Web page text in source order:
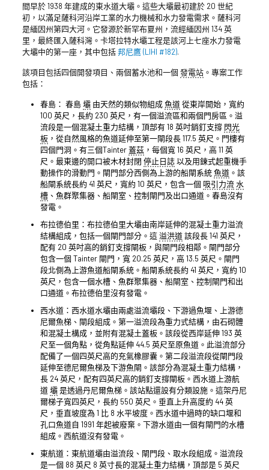
間早於 1938 年建成的東水道大壩。這些大壩最初建於 20 世紀
初，以滿足薩科河沿岸工業的水力機械和水力發電需求。薩科河
是緬因州第四大河。它發源於新罕布夏州，流經緬因州 134 英
里，最終匯入薩科灣。卡塔拉特水壩工程是該河上七座水力發電
大壩中的第一座，其中包括邦尼鷹 (LIHI #182).
該項目包括四個開發項目、兩個蓄水池和一個 發電站。專案工作
包括：
春島： 春島壩由天然的類似物組成魚道從東岸開始，寬約
100 英尺，長約 230 英尺，有一個溢流區和兩個門房區。溢
流段是一個混凝土重力結構，頂部有 18 英吋銷釘支撐 閃光
板，從自然風格的魚道延伸至第一閘段長 117.5 英尺。門樓有
四個門洞。有三個Tainter蓋茲，每個寬 16 英尺，高 11 英
尺。最東邊的開口被木材封閉 停止日誌以及用鍊式起重機手
動操作的滑動門。閘門部分西側為上游的船閘系統魚道。該
船閘系統長約 41 英尺，寬約 10 英尺，包含一個 吸引力流 水
槽、魚群聚集器、船閘室、控制閘門及出口通道。春島沒有
發電。
布拉德伯里：布拉德伯里大壩由南岸延伸的混凝土重力溢流
結構組成，包括一個閘門部分。這溢洪道該段長 141 英尺，
配有 20 英吋高的銷釘支撐閘板，與閘門段相鄰。閘門部分
包含一個 Tainter 閘門，寬 20.25 英尺，高 13.5 英尺。閘門
段北側為上游魚道船閘系統。船閘系統長約 41 英尺，寬約 10
英尺，包含一個水槽、魚群聚集器、船閘室、控制閘門和出
口通道。布拉德伯里沒有發電。
西水道：西水道水壩由兩處溢流壩段、下游過魚堰、上游德
尼爾魚梯、閘段組成。第一溢流段為重力式結構，由石砌體
和混凝土構成，並附有混凝土蓋板。該段從西岸延伸 193 英
尺至一個角點，從角點延伸 44.5 英尺至原魚道。此溢流部分
配備了一個四英尺高的充氣橡膠囊。第二段溢流段從閘門段
延伸至德尼爾魚梯及下游魚閘。該部分為混凝土重力結構，
長 24 英尺，配有四英尺高的銷釘支撐閘板。西水道上游航
道壩是透過丹尼爾魚梯。該站點還設有分類設施。這架丹尼
爾梯子寬四英尺，長約 550 英尺。垂直上升高度約 44 英
尺，垂直坡度為 1 比 8 水平坡度。西水道中過時的缺口堰和
孔口魚道自 1991 年起被廢棄。下游水道由一個有閘門的水槽
組成。西航道沒有發電。
東航道：東航道壩由溢流段、閘門段、取水段組成。溢流段
是一個 88 英尺 8 英寸長的混凝土重力結構，頂部是 5 英尺